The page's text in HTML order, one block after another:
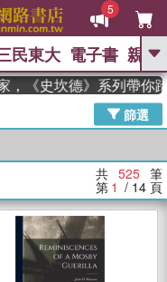
5
GO
高希均教授回憶錄
、 父親節 、 如果歷
錄 、 方念華 、 台灣的李
數學女孩：黎曼猜想 、
經
民東大 電子書 親子
坎德》系列帶你踏上熱
篩選
共 525 筆
第 1 / 14 頁